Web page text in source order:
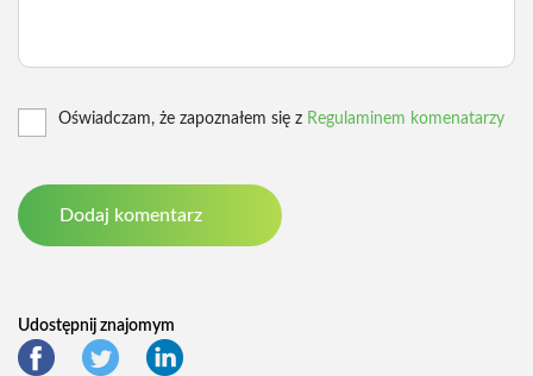
Oświadczam, że zapoznałem się z Regulaminem komenatarzy
Udostępnij znajomym